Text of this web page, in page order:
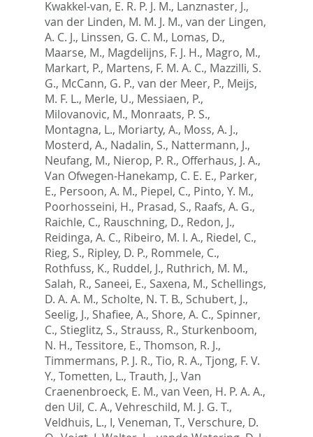
Kwakkel-van, E. R. P. J. M., Lanznaster, J.,
van der Linden, M. M. J. M., van der Lingen,
A. C. J., Linssen, G. C. M., Lomas, D.,
Maarse, M., Magdelijns, F. J. H., Magro, M.,
Markart, P., Martens, F. M. A. C., Mazzilli, S.
G., McCann, G. P., van der Meer, P., Meijs,
M. F. L., Merle, U., Messiaen, P.,
Milovanovic, M., Monraats, P. S.,
Montagna, L., Moriarty, A., Moss, A. J.,
Mosterd, A., Nadalin, S., Nattermann, J.,
Neufang, M., Nierop, P. R., Offerhaus, J. A.,
Van Ofwegen-Hanekamp, C. E. E., Parker,
E., Persoon, A. M., Piepel, C., Pinto, Y. M.,
Poorhosseini, H., Prasad, S., Raafs, A. G.,
Raichle, C., Rauschning, D., Redon, J.,
Reidinga, A. C., Ribeiro, M. I. A., Riedel, C.,
Rieg, S., Ripley, D. P., Rommele, C.,
Rothfuss, K., Ruddel, J., Ruthrich, M. M.,
Salah, R., Saneei, E., Saxena, M., Schellings,
D. A. A. M., Scholte, N. T. B., Schubert, J.,
Seelig, J., Shafiee, A., Shore, A. C., Spinner,
C., Stieglitz, S., Strauss, R., Sturkenboom,
N. H., Tessitore, E., Thomson, R. J.,
Timmermans, P. J. R., Tio, R. A., Tjong, F. V.
Y., Tometten, L., Trauth, J., Van
Craenenbroeck, E. M., van Veen, H. P. A. A.,
den Uil, C. A., Vehreschild, M. J. G. T.,
Veldhuis, L., I, Veneman, T., Verschure, D.